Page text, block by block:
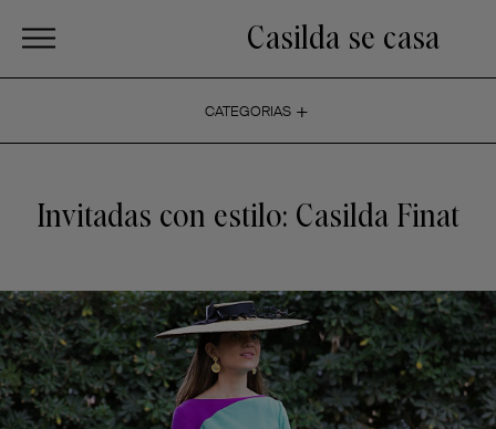
Casilda se casa
CATEGORIAS +
Invitadas con estilo: Casilda Finat